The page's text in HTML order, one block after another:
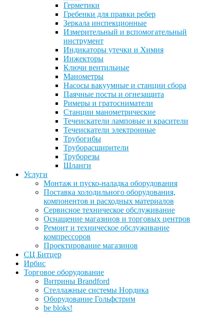
Герметики
Гребенки для правки ребер
Зеркала инспекционные
Измерительный и вспомогательный
инструмент
Индикаторы утечки и Химия
Инжекторы
Ключи вентильные
Манометры
Насосы вакуумные и станции сбора
Паячные посты и огнезащита
Римеры и гратосниматели
Станции манометрические
Течеискатели ламповые и красители
Течеискатели электронные
Трубогибы
Труборасширители
Труборезы
Шланги
Услуги
Монтаж и пуско-наладка оборудования
Поставка холодильного оборудования,
компонентов и расходных материалов
Сервисное техническое обслуживание
Оснащение магазинов и торговых центров
Ремонт и техническое обслуживание
компрессоров
Проектирование магазинов
СЦ Битцер
Ирбис
Торговое оборудование
Витрины Brandford
Стеллажные системы Нордика
Оборудование Гольфстрим
be bloks!